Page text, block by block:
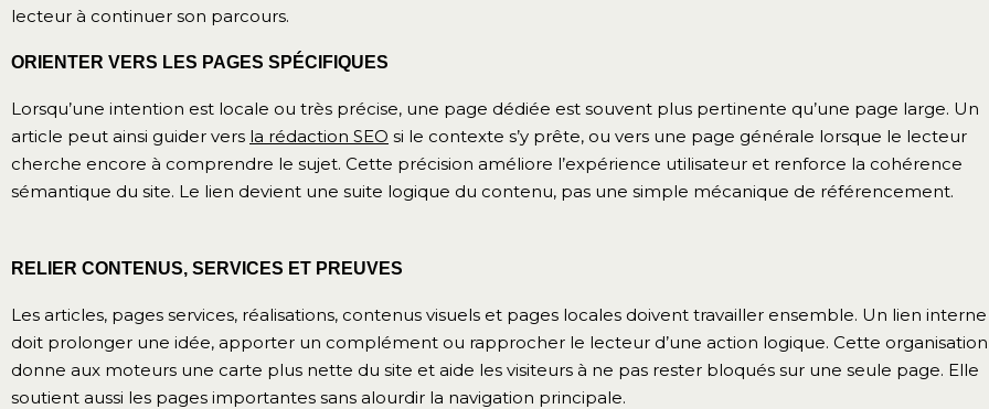
lecteur à continuer son parcours.
ORIENTER VERS LES PAGES SPÉCIFIQUES
Lorsqu’une intention est locale ou très précise, une page dédiée est souvent plus pertinente qu’une page large. Un
article peut ainsi guider vers la rédaction SEO si le contexte s’y prête, ou vers une page générale lorsque le lecteur
cherche encore à comprendre le sujet. Cette précision améliore l’expérience utilisateur et renforce la cohérence
sémantique du site. Le lien devient une suite logique du contenu, pas une simple mécanique de référencement.
RELIER CONTENUS, SERVICES ET PREUVES
Les articles, pages services, réalisations, contenus visuels et pages locales doivent travailler ensemble. Un lien interne
doit prolonger une idée, apporter un complément ou rapprocher le lecteur d’une action logique. Cette organisation
donne aux moteurs une carte plus nette du site et aide les visiteurs à ne pas rester bloqués sur une seule page. Elle
soutient aussi les pages importantes sans alourdir la navigation principale.